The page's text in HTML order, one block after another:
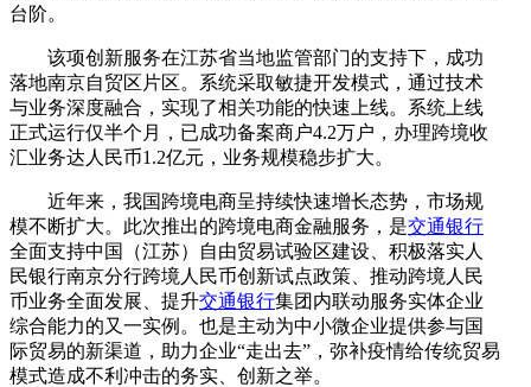
台阶。
该项创新服务在江苏省当地监管部门的支持下，成功
落地南京自贸区片区。系统采取敏捷开发模式，通过技术
与业务深度融合，实现了相关功能的快速上线。系统上线
正式运行仅半个月，已成功备案商户4.2万户，办理跨境收
汇业务达人民币1.2亿元，业务规模稳步扩大。
近年来，我国跨境电商呈持续快速增长态势，市场规
模不断扩大。此次推出的跨境电商金融服务，是交通银行
全面支持中国（江苏）自由贸易试验区建设、积极落实人
民银行南京分行跨境人民币创新试点政策、推动跨境人民
币业务全面发展、提升交通银行集团内联动服务实体企业
综合能力的又一实例。也是主动为中小微企业提供参与国
际贸易的新渠道，助力企业“走出去”，弥补疫情给传统贸易
模式造成不利冲击的务实、创新之举。